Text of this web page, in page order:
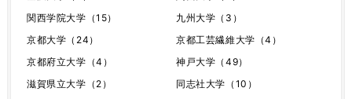
関西学院大学（15）
九州大学（3）
京都大学（24）
京都工芸繊維大学（4）
京都府立大学（4）
神戸大学（49）
滋賀県立大学（2）
同志社大学（10）